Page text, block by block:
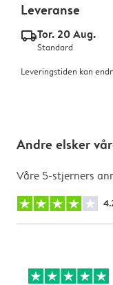
Leveranse
delivery_standard_v2Tor. 20 Aug.
Standard
Leveringstiden kan
Andre elsker
Våre 5-stjerners